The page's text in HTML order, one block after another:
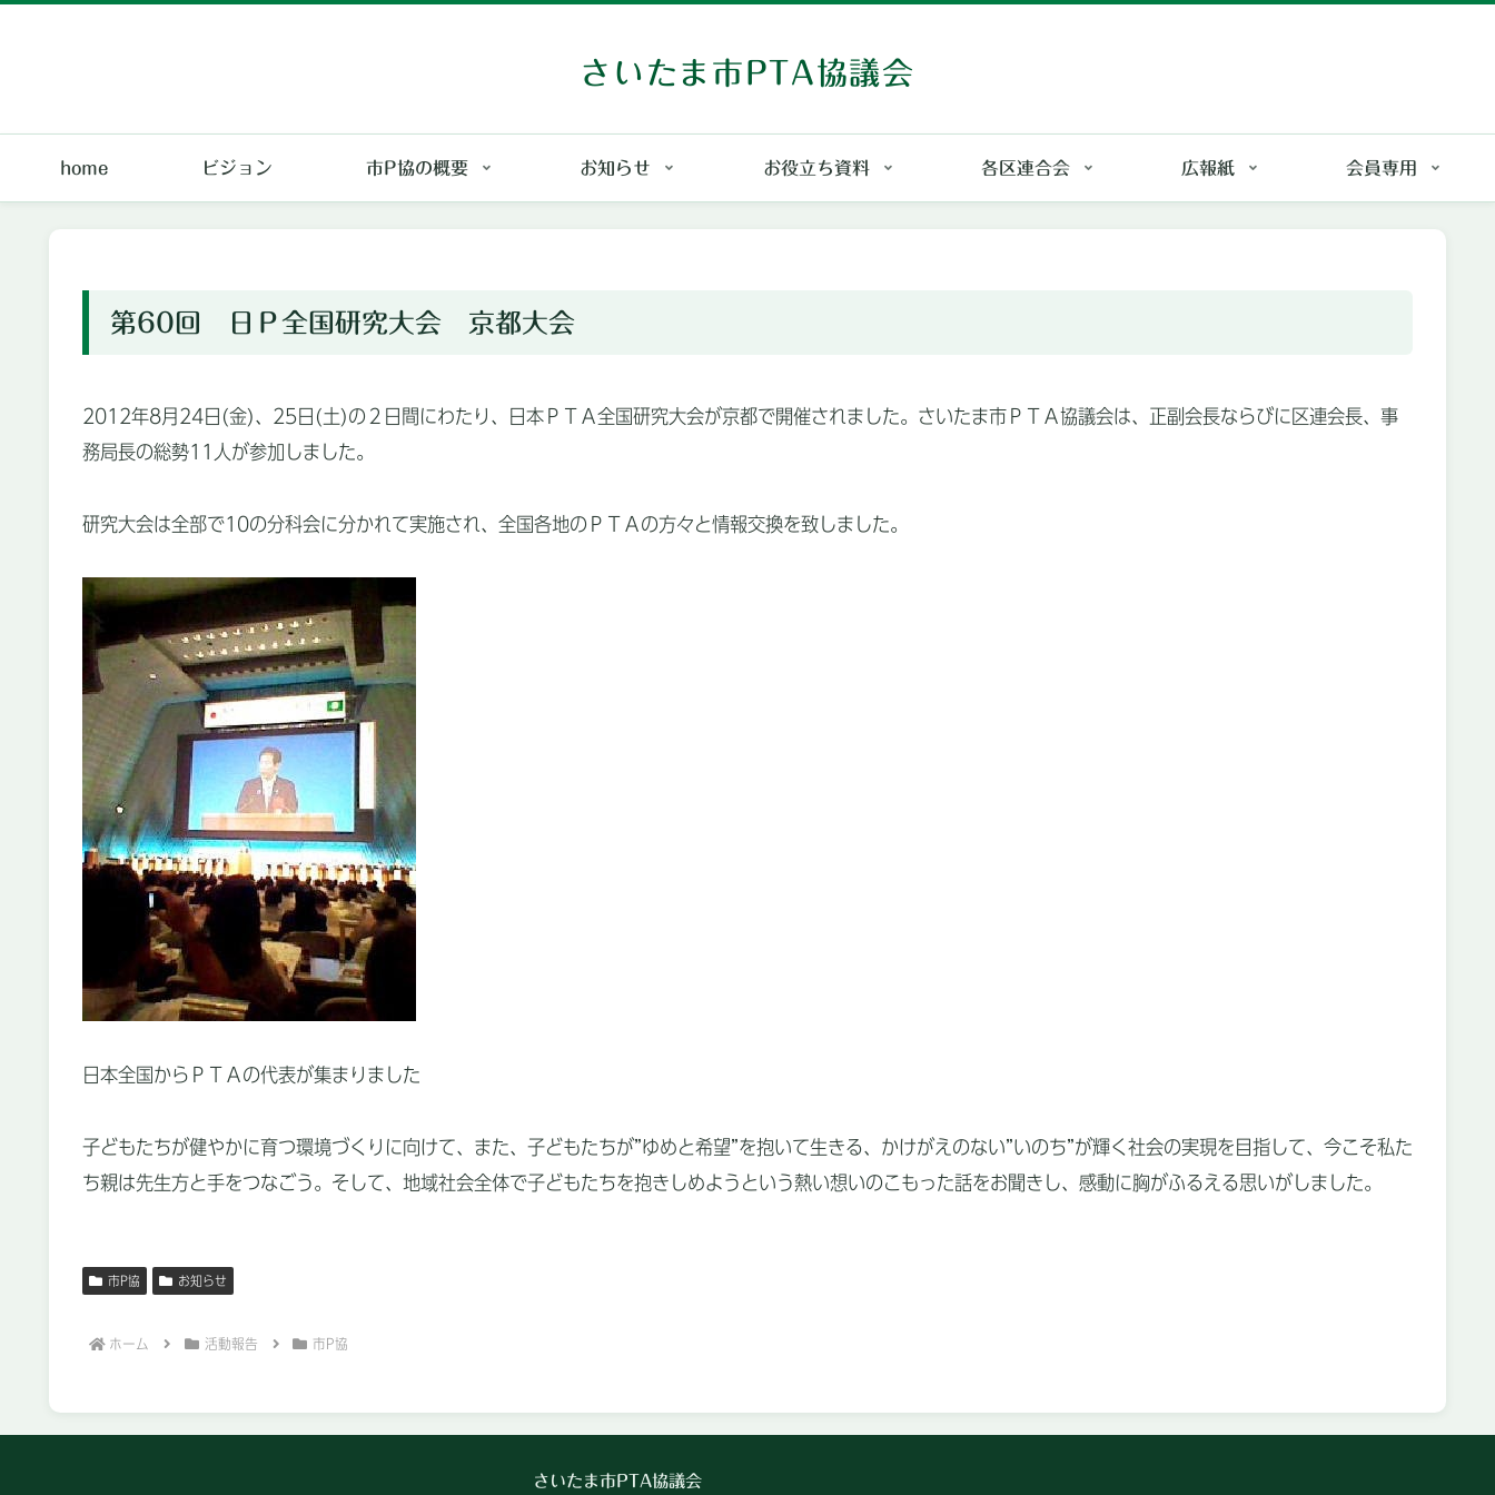
さいたま市PTA協議会
home ビジョン 市P協の概要 お知らせ お役立ち資料 各区連合会 広報紙 会員専用
第60回 日Ｐ全国研究大会 京都大会
2012年8月24日(金)、25日(土)の２日間にわたり、日本ＰＴＡ全国研究大会が京都で開催されました。さいたま市ＰＴＡ協議会は、正副会長ならびに区連会長、事
務局長の総勢11人が参加しました。
研究大会は全部で10の分科会に分かれて実施され、全国各地のＰＴＡの方々と情報交換を致しました。
日本全国からＰＴＡの代表が集まりました
子どもたちが健やかに育つ環境づくりに向けて、また、子どもたちが”ゆめと希望”を抱いて生きる、かけがえのない”いのち”が輝く社会の実現を目指して、今こそ私た
ち親は先生方と手をつなごう。そして、地域社会全体で子どもたちを抱きしめようという熱い想いのこもった話をお聞きし、感動に胸がふるえる思いがしました。
市P協 お知らせ
ホーム 活動報告 市P協
さいたま市PTA協議会